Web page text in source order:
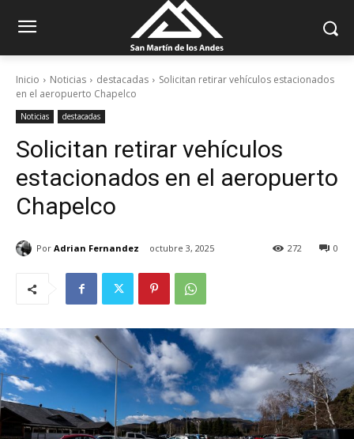
Inicio Noticias destacadas
Solicitan retirar vehículos estacionados
en el aeropuerto Chapelco
Noticias destacadas
Solicitan retirar vehículos
estacionados en el aeropuerto
Chapelco
Por Adrian Fernandez octubre 3, 2025 0
272